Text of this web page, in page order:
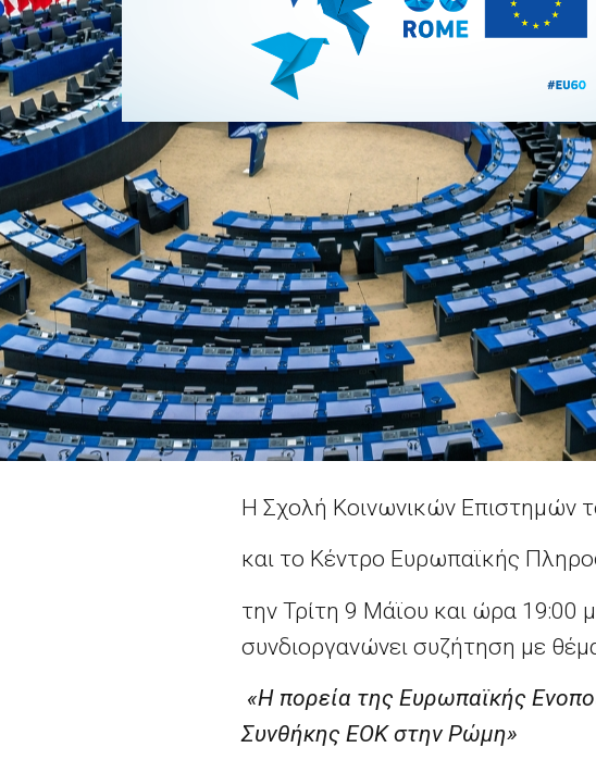
Η Σχολή Κοινωνικών Επιστημών
και το Κέντρο Ευρωπαϊκής
την Τρίτη 9 Μάϊου και ώρα 19:00
συνδιοργανώνει συζήτηση με
«Η πορεία της Ευρωπαϊκής
Συνθήκης ΕΟΚ στην Ρώμη»